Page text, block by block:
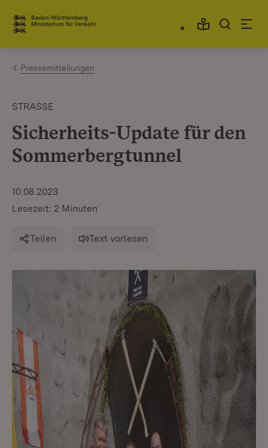
Zum Inhalt springen
Link zur Startseite
Pressemitteilungen
STRASSE
Sicherheits-Update für den
Sommerbergtunnel
10.08.2023
Lesezeit: 2 Minuten
Teilen Text vorlesen